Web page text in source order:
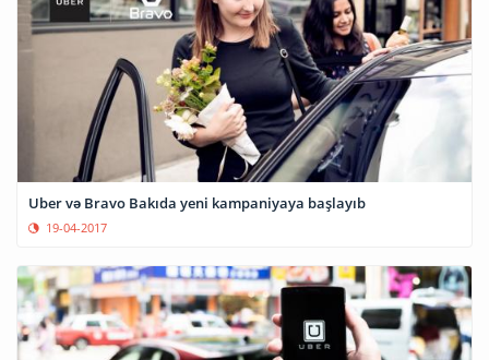
Uber və Bravo Bakıda yeni kampaniyaya başlayıb
19-04-2017